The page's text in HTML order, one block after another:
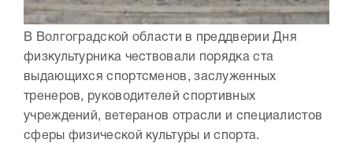
В Волгоградской области в преддверии Дня
физкультурника чествовали порядка ста
выдающихся спортсменов, заслуженных
тренеров, руководителей спортивных
учреждений, ветеранов отрасли и специалистов
сферы физической культуры и спорта.